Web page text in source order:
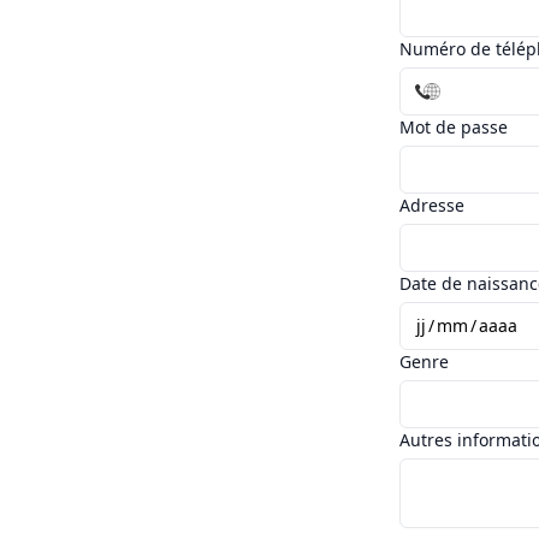
Numéro de
Mot de passe
Adresse
Date de
jj/mm/aaaa
Genre
Autres